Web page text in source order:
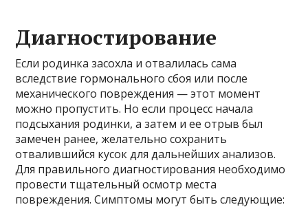
Диагностирование
Если родинка засохла и отвалилась сама
вследствие гормонального сбоя или после
механического повреждения — этот момент
можно пропустить. Но если процесс начала
подсыхания родинки, а затем и ее отрыв был
замечен ранее, желательно сохранить
отвалившийся кусок для дальнейших анализов.
Для правильного диагностирования необходимо
провести тщательный осмотр места
повреждения. Симптомы могут быть следующие: